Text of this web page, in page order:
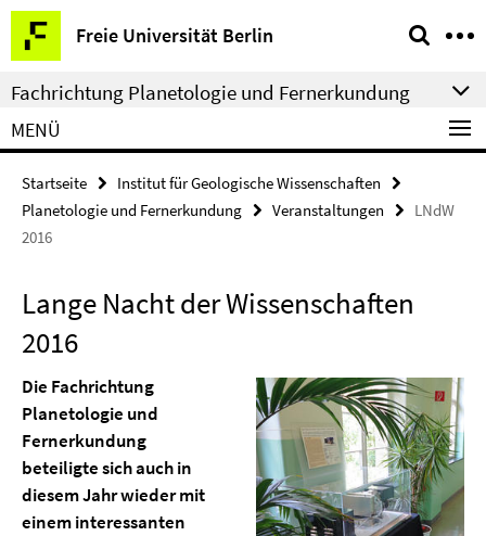
Springe
direkt
zu
Inhalt
Freie Universität Berlin
Service-
Navigation
Fachrichtung Planetologie und Fernerkundung
MENÜ
Startseite
Institut für Geologische Wissenschaften
Planetologie und Fernerkundung
Veranstaltungen
LNdW
2016
Lange Nacht der Wissenschaften
2016
Die Fachrichtung
Planetologie und
Fernerkundung
beteiligte sich auch in
diesem Jahr wieder mit
einem interessanten